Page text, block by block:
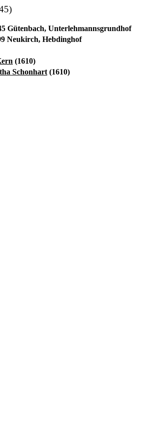
Gütenbach, Unterlehmannsgrundhof
Neukirch, Hebdinghof
(1610)
Schonhart (1610)